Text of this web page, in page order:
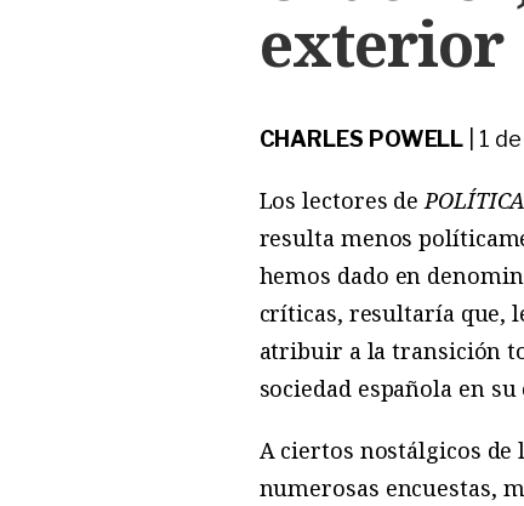
exterior
CHARLES POWELL 1
Los lectores de
resulta menos
hemos dado en
críticas, resultaría que,
atribuir a la transición
sociedad española en
A ciertos nostálgicos de
numerosas encuestas,